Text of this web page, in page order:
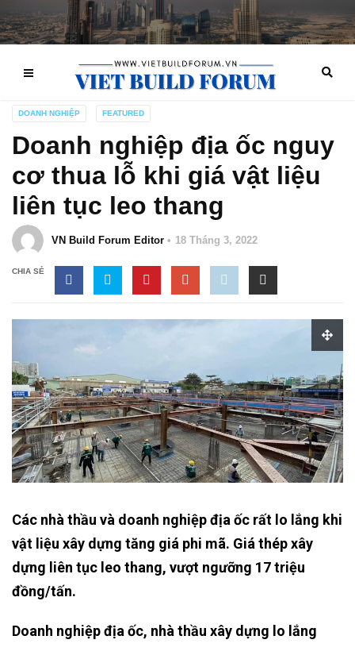
DOANH NGHIỆP FEATURED
Doanh nghiệp địa ốc nguy
cơ thua lỗ khi giá vật liệu
liên tục leo thang
VN Build Forum Editor 18 Tháng 3, 2022
CHIA SẺ
Các nhà thầu và doanh nghiệp địa ốc rất lo lắng khi
vật liệu xây dựng tăng giá phi mã. Giá thép xây
dựng liên tục leo thang, vượt ngưỡng 17 triệu
đồng/tấn.
Doanh nghiệp địa ốc, nhà thầu xây dựng lo lắng